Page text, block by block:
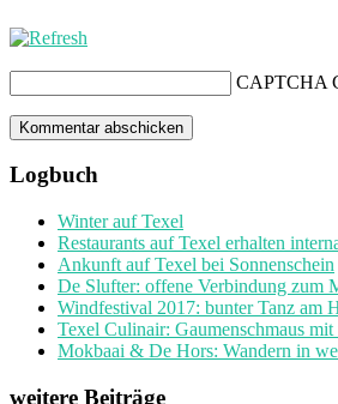
CAPTCHA
Logbuch
Winter auf Texel
Restaurants auf Texel erhalten
Ankunft auf Texel bei Sonnenschein
De Slufter: offene Verbindung zum
Windfestival 2017: bunter Tanz am
Texel Culinair: Gaumenschmaus
Mokbaai & De Hors: Wandern in
weitere Beiträge